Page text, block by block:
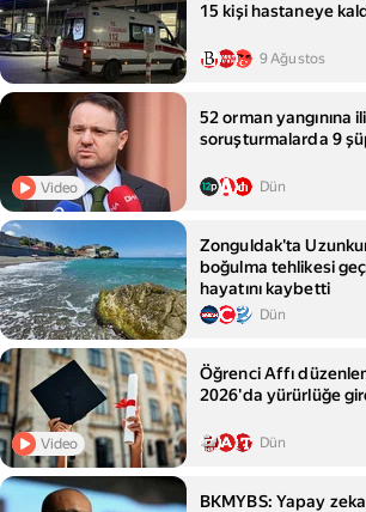
15 kişi hastaneye
9 Ağustos
Video
52 orman yangınına
soruşturmalarda 9
Dün
Zonguldak'ta
boğulma tehlikesi
hayatını kaybetti
Dün
Video
Öğrenci Affı
2026'da yürürlüğe
Dün
BKMYBS: Yapay